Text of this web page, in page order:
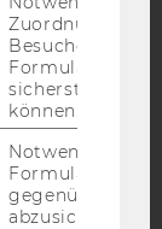
MEDIA
Zuordnung von
Besucher zu
sicherstellen zu
können.
Notwendig, um
gegenüber
abzusichern.